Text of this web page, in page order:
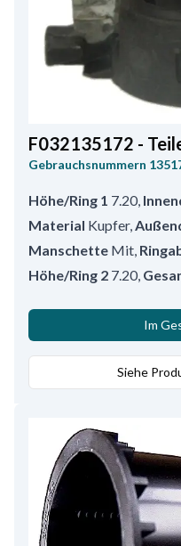
F032135172 -
Gebrauchsnummern
Höhe/Ring 1 7.20,
Material Kupfer,
Manschette Mit,
Höhe/Ring 2 7.20,
Im
Siehe